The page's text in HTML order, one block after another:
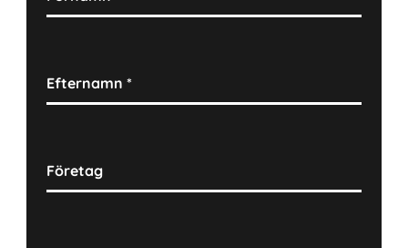
Efternamn*
Företag